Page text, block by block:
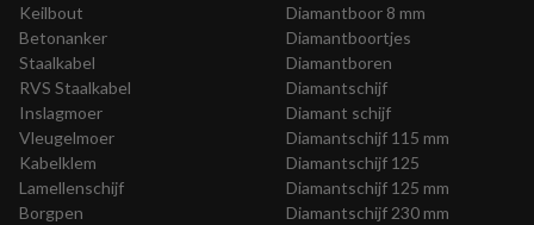
Keilbout
Betonanker
Staalkabel
RVS Staalkabel
Inslagmoer
Vleugelmoer
Kabelklem
Lamellenschijf
Borgpen
Diamantboor 8 mm
Diamantboortjes
Diamantboren
Diamantschijf
Diamant schijf
Diamantschijf 115 mm
Diamantschijf 125
Diamantschijf 125 mm
Diamantschijf 230 mm